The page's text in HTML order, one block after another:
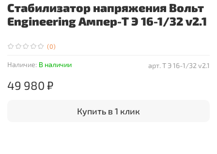
(0)
арт.Т Э 16-1/32 v2.1
Наличие: В наличии
Стабилизатор напряжения Вольт
Engineering Ампер-Т Э 16-1/32 v2.1
49 980 ₽
Купить в 1 клик